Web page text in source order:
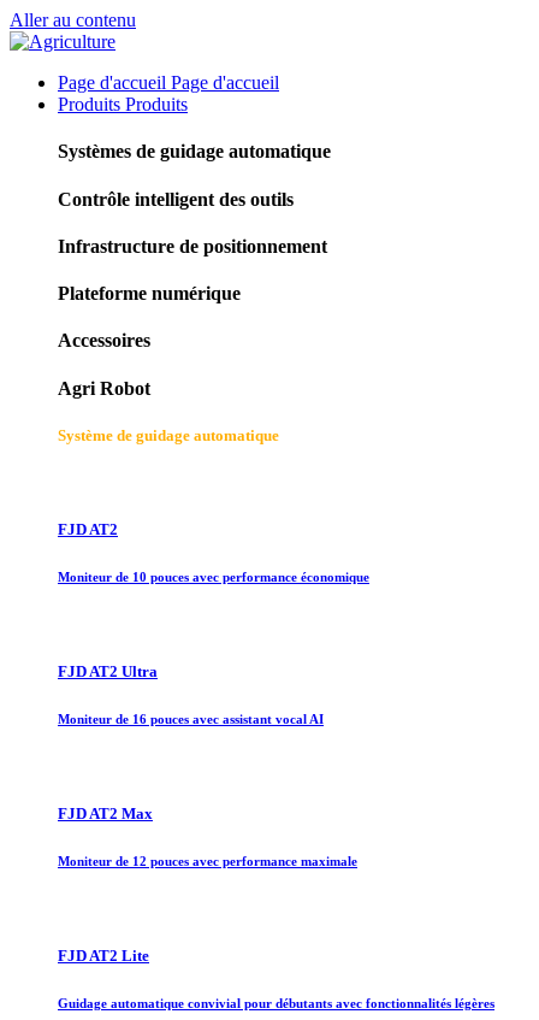
Aller au contenu
Page d'accueil Page d'accueil
Produits Produits
Systèmes de guidage automatique
Contrôle intelligent des outils
Infrastructure de positionnement
Plateforme numérique
Accessoires
Agri Robot
Système de guidage automatique
FJD AT2
Moniteur de 10 pouces avec performance économique
FJD AT2 Ultra
Moniteur de 16 pouces avec assistant vocal AI
FJD AT2 Max
Moniteur de 12 pouces avec performance maximale
FJD AT2 Lite
Guidage automatique convivial pour débutants avec fonctionnalités légères